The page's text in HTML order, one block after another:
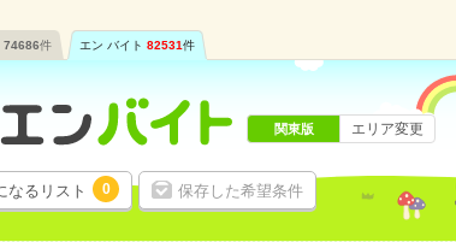
74686件 エン バイト 82531件
なるリスト 0 保存した希望条件
関東版 エリア変更